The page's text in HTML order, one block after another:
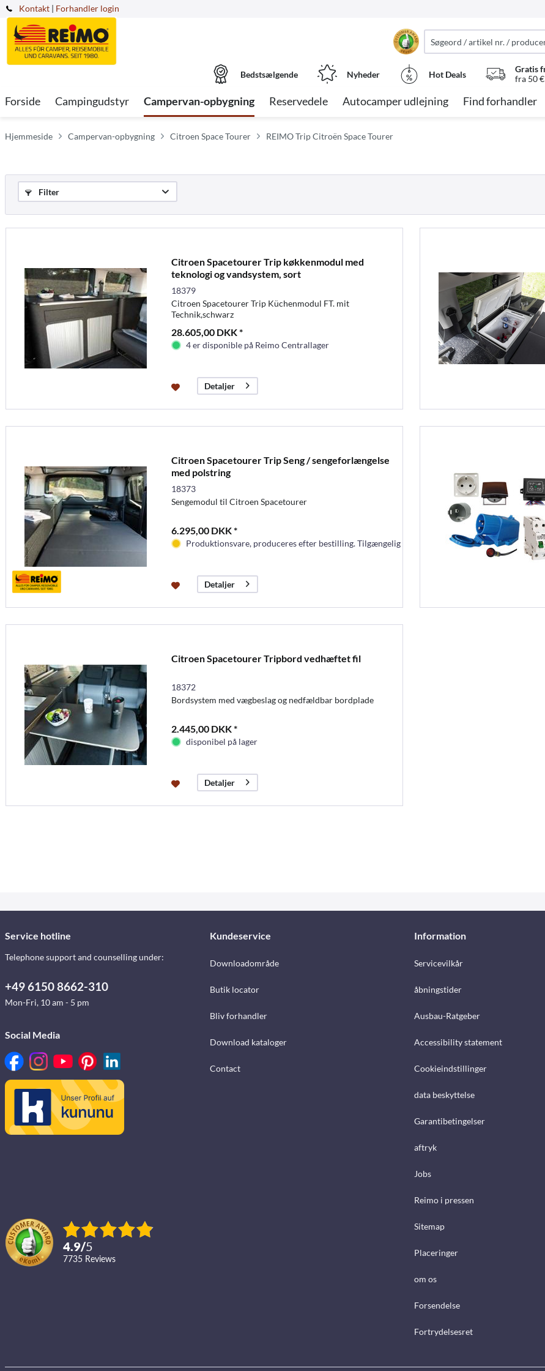
Kontakt | Forhandler login
Bedstsælgende Nyheder Hot Deals
Gratis
fra 50
Forside Campingudstyr Campervan-opbygning Reservedele Autocamper udlejning Find forhandler
Hjemmeside Campervan-opbygning Citroen Space Tourer REIMO Trip Citroën Space Tourer
Filter
Citroen Spacetourer Trip køkkenmodul med
teknologi og vandsystem, sort
18379
Citroen Spacetourer Trip Küchenmodul FT. mit
Technik,schwarz
28.605,00 DKK *
4 er disponible på Reimo Centrallager
Detaljer
Citroen Spacetourer Trip Seng / sengeforlængelse
med polstring
18373
Sengemodul til Citroen Spacetourer
6.295,00 DKK *
Produktionsvare, produceres efter bestilling. Tilgængelig om ca. 2 uger
Detaljer
Citroen Spacetourer Tripbord vedhæftet fil
18372
Bordsystem med vægbeslag og nedfældbar bordplade
2.445,00 DKK *
disponibel på lager
Detaljer
Service hotline
Telephone support and counselling under:
+49 6150 8662-310
Mon-Fri, 10 am - 5 pm
Social Media
4.9/5
7735 reviews
Kundeservice
Downloadområde
Butik locator
Bliv forhandler
Download kataloger
Contact
Information
Servicevilkår
åbningstider
Ausbau-Ratgeber
Accessibility statement
Cookieindstillinger
data beskyttelse
Garantibetingelser
aftryk
Jobs
Reimo i pressen
Sitemap
Placeringer
om os
Forsendelse
Fortrydelsesret